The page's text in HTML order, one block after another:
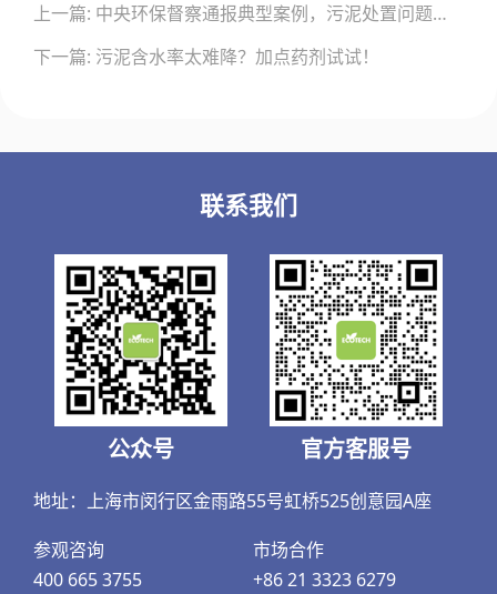
章
航
上一篇: 中央环保督察通报典型案例，污泥处置问题再上榜
下一篇: 污泥含水率太难降？加点药剂试试！
联系我们
公众号 官方客服号
地址：上海市闵行区金雨路55号虹桥525创意园A座
参观咨询
400 665 3755
市场合作
+86 21 3323 6279